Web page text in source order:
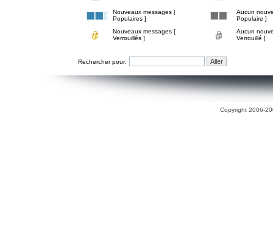
Nouveaux messages [
Populaires ]
Aucun
Populaire ]
Nouveaux messages [
Verrouillés ]
Aucun
Verrouillé ]
Rechercher pour:
Copyright 2006-